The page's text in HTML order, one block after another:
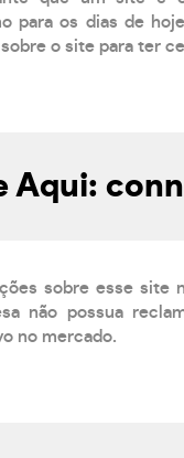
para os dias de
o site para ter
Aqui:
sobre esse site
não possua
no mercado.